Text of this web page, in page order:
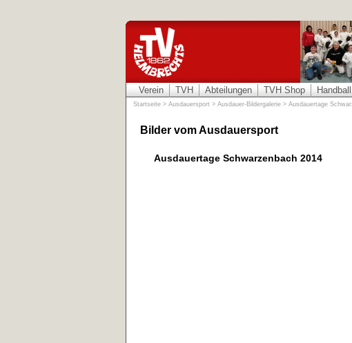
Verein TVH Abteilungen TVH Shop Handball
Startseite > Ausdauersport > Ausdauer-Bildergalerie > Ausdauertage
Bilder vom Ausdauersport
Ausdauertage Schwarzenbach 2014